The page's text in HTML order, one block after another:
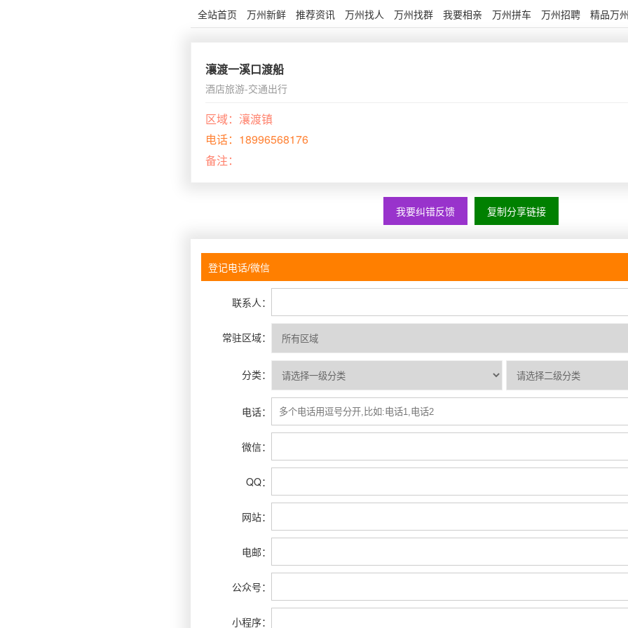
全站首页 万州新鲜 推荐资讯 万州找人 万州找群 我要相亲 万州拼车 万州招聘 精品万
瀼渡一溪口渡船
酒店旅游-交通出行
区域： 瀼渡镇
电话： 18996568176
备注：
我要纠错反馈 复制分享链接
联系人：
常驻区域：
分类：
电话：
微信：
QQ：
网站：
电邮：
公众号：
小程序：